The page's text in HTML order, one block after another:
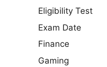
Eligibility Test
Exam Date
Finance
Gaming